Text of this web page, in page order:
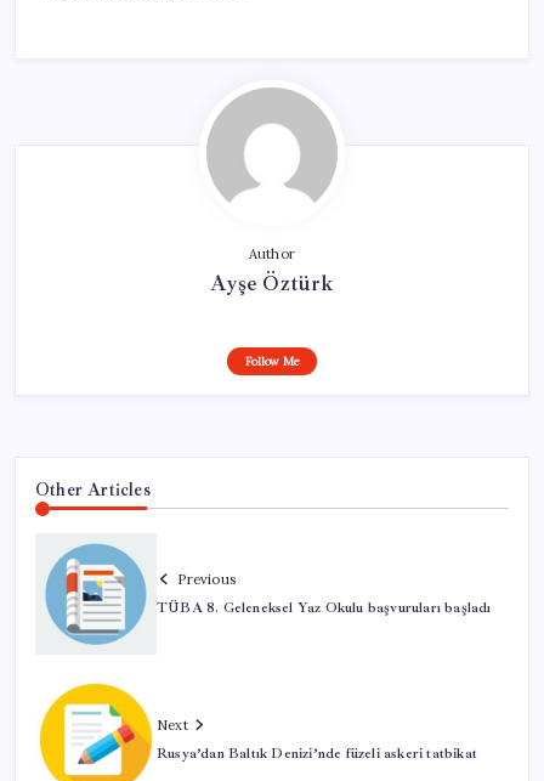
Author
Ayşe Öztürk
Follow Me
Other Articles
Previous
TÜBA 8. Geleneksel Yaz Okulu başvuruları başladı
Next
Rusya’dan Baltık Denizi’nde füzeli askeri tatbikat